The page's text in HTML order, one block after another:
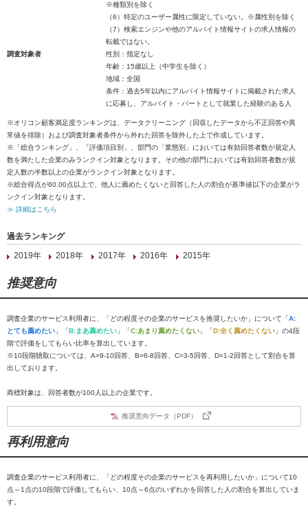
※種類別を除く
（6）特定のユーザー属性に限定していない。※属性別を除く
（7）検索エンジンや他のアルバイト情報サイトの求人情報の
転載ではない。
調査対象者
性別：指定なし
年齢：15歳以上（中学生を除く）
地域：全国
条件：過去5年以内にアルバイト情報サイトに掲載された求人
に応募し、アルバイト・パートとして就業した経験のある人
※オリコン顧客満足度ランキングは、データクリーニング（回収したデータから不正回答や異
常値を排除）および調査対象者条件から外れた回答を除外した上で作成しています。
※「総合ランキング」、「評価項目別」、部門の「業態別」においては有効回答者数が規定人
数を満たした企業のみランクイン対象となります。その他の部門においては有効回答者数が規
定人数の半数以上の企業がランクイン対象となります。
※総合得点が60.00点以上で、他人に薦めたくないと回答した人の割合が基準値以下の企業がラ
ンクイン対象となります。
≫ 詳細はこちら
過去ランキング
2019年
2018年 2017年 2016年 2015年
推奨意向
調査企業のサービス利用者に、「どの程度その企業のサービスを推奨したいか」について「A:
とても薦めたい 」「B:まあ薦めたい 」「C:あまり薦めたくない 」「D:全く薦めたくない 」の4段
階で評価をしてもらい比率を算出しています。
※10段階聴取については、A=9-10回答、B=6-8回答、C=3-5回答、D=1-2回答として割合を算
出しております。
商標対象は、回答者数が100人以上の企業です。
推奨意向データ（PDF）
再利用意向
調査企業のサービス利用者に、「どの程度その企業のサービスを再利用したいか」について10
点～1点の10段階で評価してもらい、10点～6点のいずれかを回答した人の割合を算出していま
す。